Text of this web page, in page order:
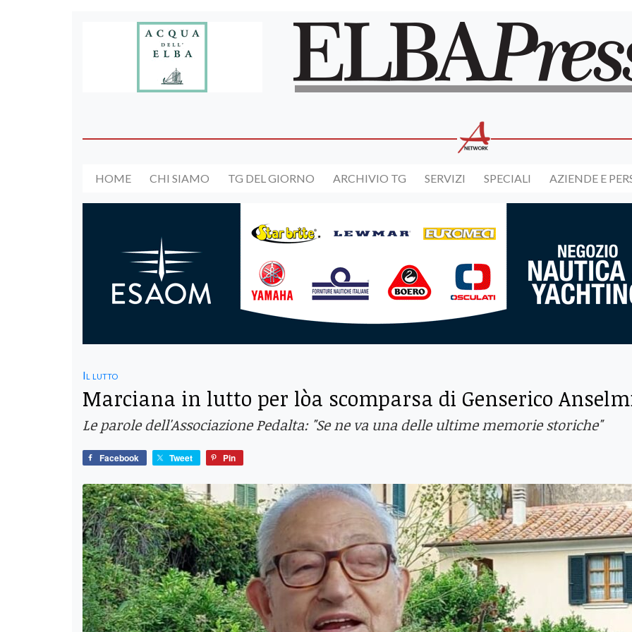
HOME CHI SIAMO TG DEL GIORNO ARCHIVIO TG SERVIZI SPECIALI AZIENDE E
Il lutto
Marciana in lutto per lòa scomparsa di Genserico
Le parole dell'Associazione Pedalta: "Se ne va una delle ultime memorie storiche"
Facebook Tweet Pin